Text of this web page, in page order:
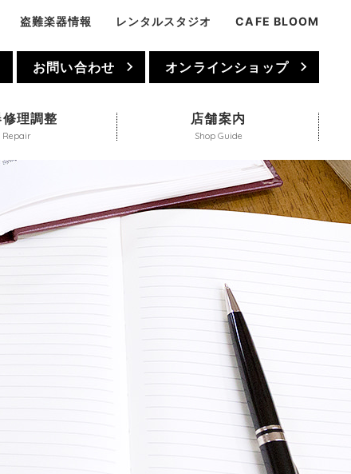
盗難楽器情報 レンタルスタジオ CAFE BLOOM
お問い合わせ オンラインショップ
理調整
Repair
店舗案内
Shop Guide